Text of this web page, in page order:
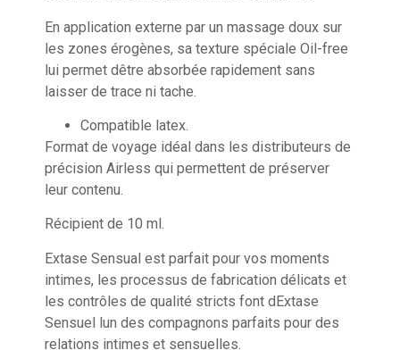
En application externe par un massage doux sur
les zones érogènes, sa texture spéciale Oil-free
lui permet dêtre absorbée rapidement sans
laisser de trace ni tache.
Compatible latex.
Format de voyage idéal dans les distributeurs de
précision Airless qui permettent de préserver
leur contenu.
Récipient de 10 ml.
Extase Sensual est parfait pour vos moments
intimes, les processus de fabrication délicats et
les contrôles de qualité stricts font dExtase
Sensuel lun des compagnons parfaits pour des
relations intimes et sensuelles.